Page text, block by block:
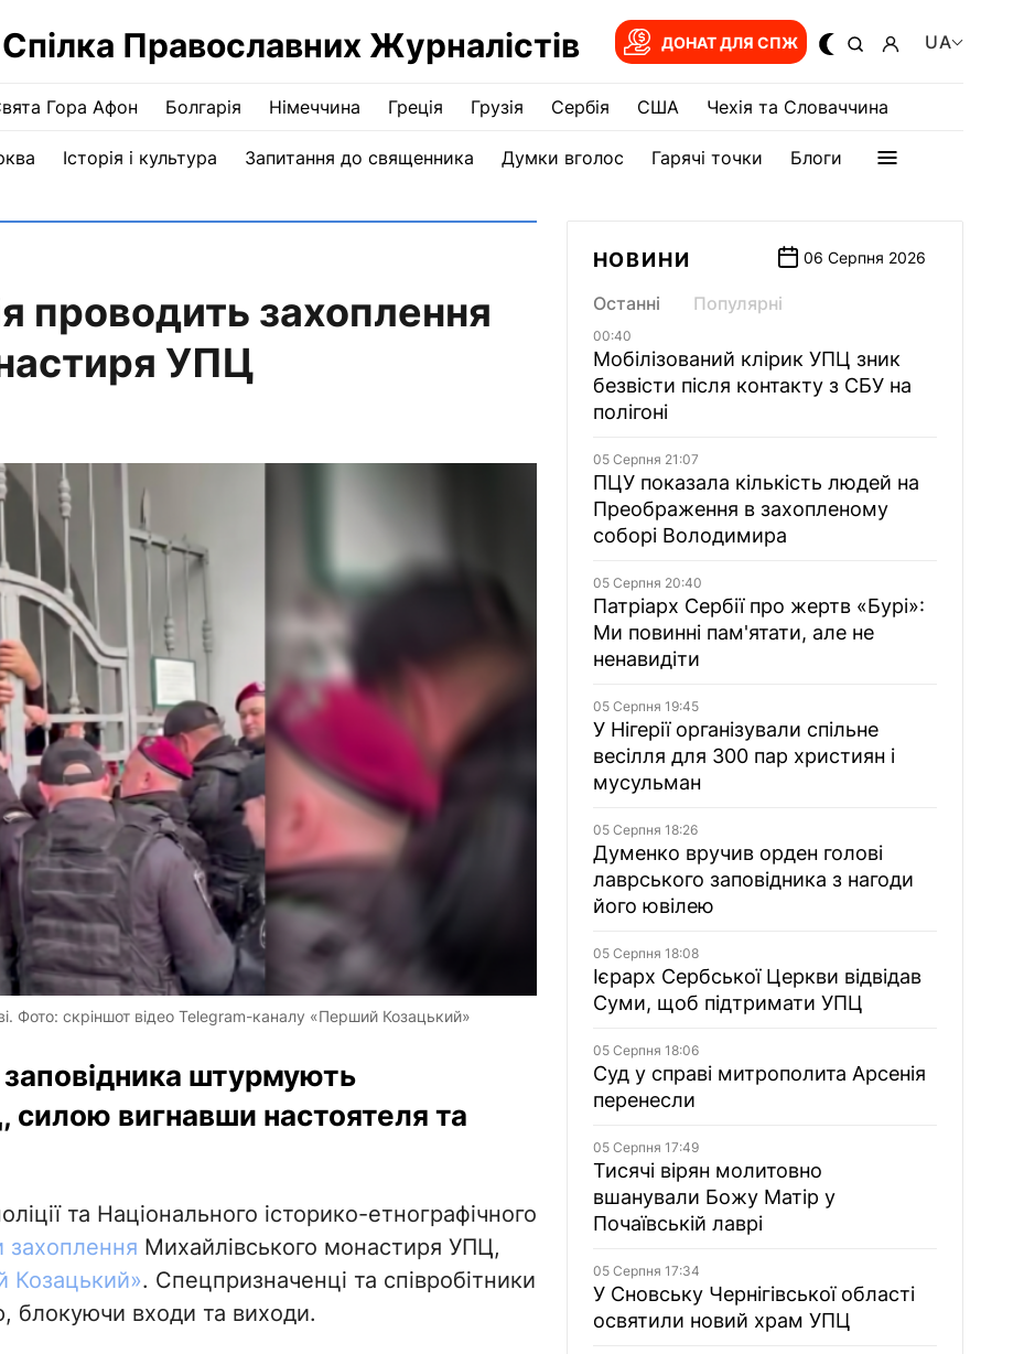
Спілка Православних Журналістів ДОНАТ ДЛЯ СПЖ UA
Гора Афон Болгарія Німеччина Греція Грузія Сербія США Чехія та Словаччина
Історія і культура Запитання до священника Думки вголос Гарячі точки Блоги
проводить захоплення
УПЦ
Фото: скріншот відео Telegram-каналу «Перший Козацький»
штурмують
вигнавши настоятеля та
та Національного історико-етнографічного
захоплення Михайлівського монастиря УПЦ,
Козацький». Спецпризначенці та співробітники
блокуючи входи та виходи.
НОВИНИ 06 Серпня 2026
Останні Популярні
00:40
Мобілізований клірик УПЦ зник
безвісти після контакту з СБУ на
полігоні
05 Серпня 21:07
ПЦУ показала кількість людей на
Преображення в захопленому
соборі Володимира
05 Серпня 20:40
Патріарх Сербії про жертв «Бурі»:
Ми повинні пам'ятати, але не
ненавидіти
05 Серпня 19:45
У Нігерії організували спільне
весілля для 300 пар християн і
мусульман
05 Серпня 18:26
Думенко вручив орден голові
лаврського заповідника з нагоди
його ювілею
05 Серпня 18:08
Ієрарх Сербської Церкви відвідав
Суми, щоб підтримати УПЦ
05 Серпня 18:06
Суд у справі митрополита Арсенія
перенесли
05 Серпня 17:49
Тисячі вірян молитовно
вшанували Божу Матір у
Почаївській лаврі
05 Серпня 17:34
У Сновську Чернігівської області
освятили новий храм УПЦ